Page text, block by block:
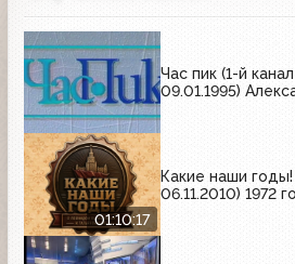
Час пик (1-й
09.01.1995)
01:10:17
Какие наши
06.11.2010) 1972